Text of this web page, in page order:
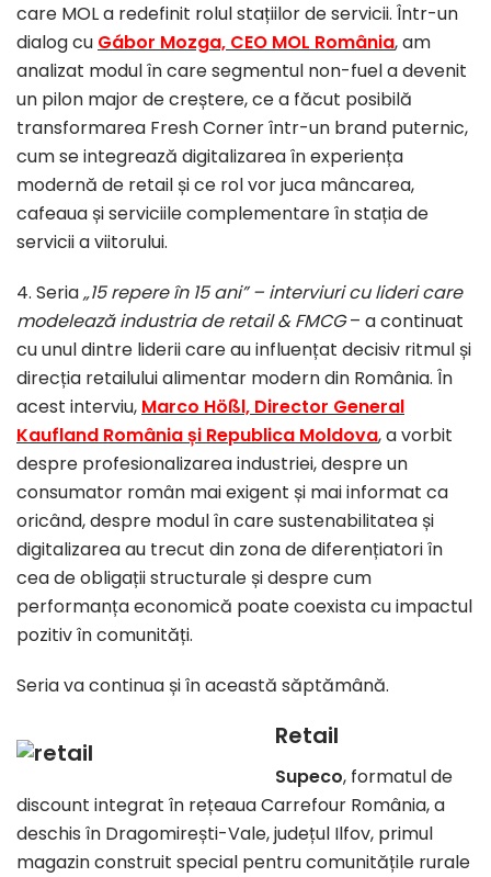
care MOL a redefinit rolul stațiilor de servicii. Într-un
dialog cu Gábor Mozga, CEO MOL România, am
analizat modul în care segmentul non-fuel a devenit
un pilon major de creștere, ce a făcut posibilă
transformarea Fresh Corner într-un brand puternic,
cum se integrează digitalizarea în experiența
modernă de retail și ce rol vor juca mâncarea,
cafeaua și serviciile complementare în stația de
servicii a viitorului.
4. Seria„15 repere în 15 ani” – interviuri cu lideri care
modelează industria de retail & FMCG– a continuat
cu unul dintre liderii care au influențat decisiv ritmul și
direcția retailului alimentar modern din România. În
acest interviu, Marco Hößl, Director General
Kaufland România și Republica Moldova, a vorbit
despre profesionalizarea industriei, despre un
consumator român mai exigent și mai informat ca
oricând, despre modul în care sustenabilitatea și
digitalizarea au trecut din zona de diferențiatori în
cea de obligații structurale și despre cum
performanța economică poate coexista cu impactul
pozitiv în comunități.
Seria va continua și în această săptămână.
Retail
Supeco, formatul de
discount integrat în rețeaua Carrefour România, a
deschis în Dragomirești-Vale, județul Ilfov, primul
magazin construit special pentru comunitățile rurale